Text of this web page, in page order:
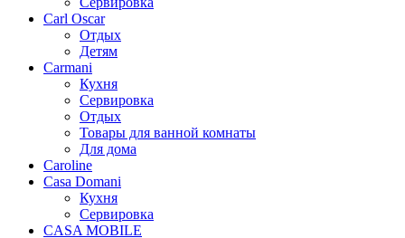
Carl Oscar
Отдых
Детям
Carmani
Кухня
Сервировка
Отдых
Товары для ванной комнаты
Для дома
Caroline
Casa Domani
Кухня
Сервировка
CASA MOBILE